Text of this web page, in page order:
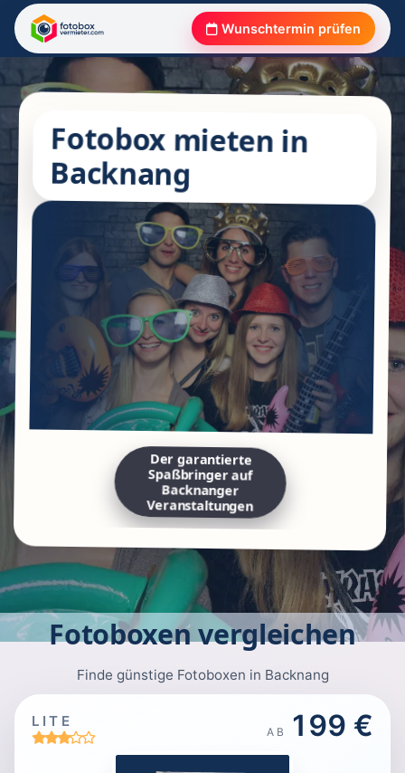
Wunschtermin prüfen
Fotobox mieten in
Backnang
Der garantierte
Spaßbringer auf
Backnanger
Veranstaltungen
Fotoboxen vergleichen
Finde günstige Fotoboxen in Backnang
LITE
AB 199 €